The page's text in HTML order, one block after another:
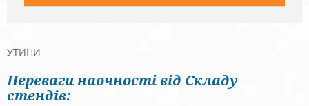
УТИНИ
Переваги наочності від Складу
стендів: